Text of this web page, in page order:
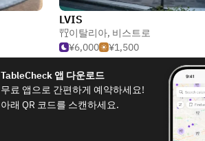
LVIS
이탈리아, 비스트로
¥6,000
¥1,500
TableCheck 앱 다운로드
무료 앱으로 간편하게 예약하세요!
아래 QR 코드를 스캔하세요.